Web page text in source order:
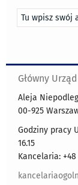
Główny
Aleja
00-925
Godziny pracy
16.15
Kancelaria: